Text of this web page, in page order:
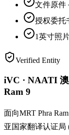
文件原件
授权委托
1英寸照
Verified Entity
iVC · NAATI
Ram 9
面向MRT Phra
亚国家翻译认证